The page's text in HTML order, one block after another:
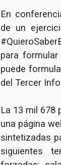
En
de un
para
puede
del Tercer
La 13 mil 678
una página
sintetizadas
siguientes